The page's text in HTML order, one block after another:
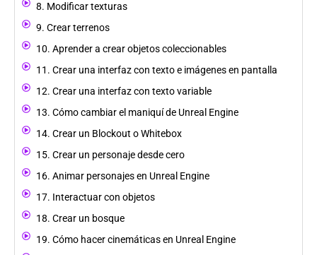
8. Modificar texturas
9. Crear terrenos
10. Aprender a crear objetos coleccionables
11. Crear una interfaz con texto e imágenes en pantalla
12. Crear una interfaz con texto variable
13. Cómo cambiar el maniquí de Unreal Engine
14. Crear un Blockout o Whitebox
15. Crear un personaje desde cero
16. Animar personajes en Unreal Engine
17. Interactuar con objetos
18. Crear un bosque
19. Cómo hacer cinemáticas en Unreal Engine